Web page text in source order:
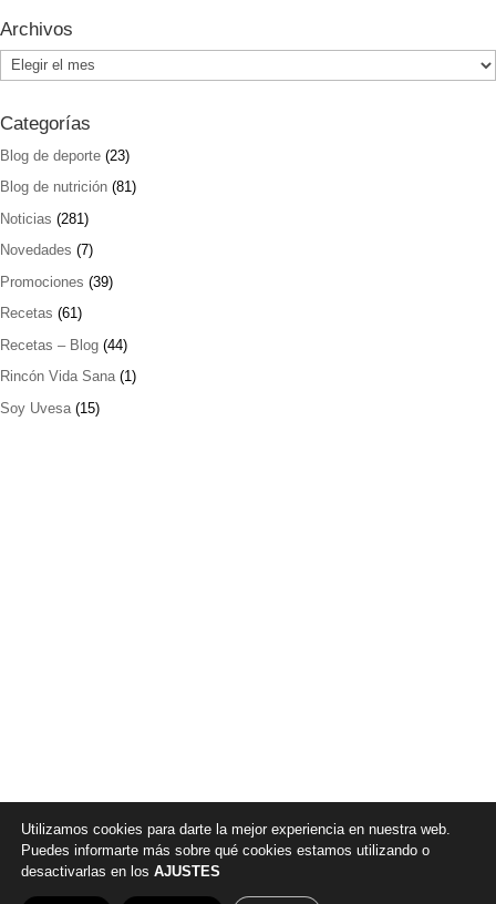
Archivos
Archivos
Categorías
Blog de deporte (23)
Blog de nutrición (81)
Noticias (281)
Novedades (7)
Promociones (39)
Recetas (61)
Recetas – Blog (44)
Rincón Vida Sana(1)
Soy Uvesa (15)
© 2026 |Política de privacidad|Aviso legal
Utilizamos cookies para darte la mejor experiencia en nuestra web.
Puedes informarte más sobre qué cookies estamos utilizando o
desactivarlas en los AJUSTES